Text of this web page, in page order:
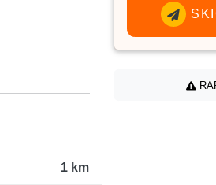
1 km